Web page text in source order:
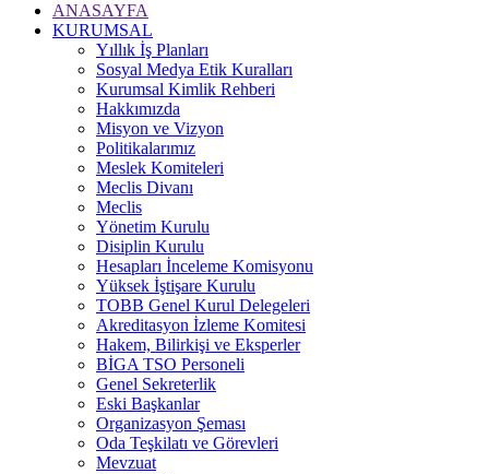
ANASAYFA
KURUMSAL
Yıllık İş Planları
Sosyal Medya Etik Kuralları
Kurumsal Kimlik Rehberi
Hakkımızda
Misyon ve Vizyon
Politikalarımız
Meslek Komiteleri
Meclis Divanı
Meclis
Yönetim Kurulu
Disiplin Kurulu
Hesapları İnceleme Komisyonu
Yüksek İştişare Kurulu
TOBB Genel Kurul Delegeleri
Akreditasyon İzleme Komitesi
Hakem, Bilirkişi ve Eksperler
BİGA TSO Personeli
Genel Sekreterlik
Eski Başkanlar
Organizasyon Şeması
Oda Teşkilatı ve Görevleri
Mevzuat